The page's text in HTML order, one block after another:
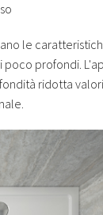
le
profondi.
ridotta